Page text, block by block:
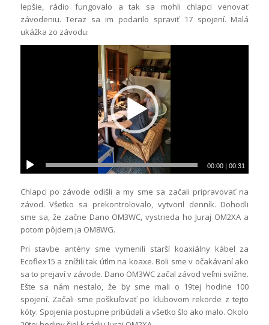
lepšie, rádio fungovalo a tak sa mohli chlapci venovať
závodeniu. Teraz sa im podarilo spraviť 17 spojení. Malá
ukážka zo závodu:
00:00 |00:31
Chlapci po závode odišli a my sme sa začali pripravovať na
závod. Všetko sa prekontrolovalo, vytvoril denník. Dohodli
sme sa, že začne Dano OM3WC, vystrieda ho Juraj OM2XA a
potom pôjdem ja OM8WG.
Pri stavbe antény sme vymenili starší koaxiálny kábel za
Ecoflex15 a znížili tak útlm na koaxe. Boli sme v očakávaní ako
sa to prejaví v závode. Dano OM3WC začal závod veľmi svižne.
Ešte sa nám nestalo, že by sme mali o 19tej hodine 100
spojení. Začali sme poškuľovať po klubovom rekorde z tejto
kóty. Spojenia postupne pribúdali a všetko šlo ako malo. Okolo